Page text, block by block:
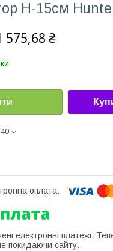
H-15см
575,68 ₴
електронні платежі.
покидаючи сайту.